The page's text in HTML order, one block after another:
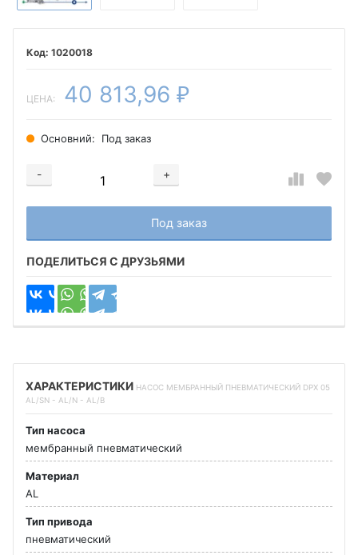
1020018
ЦЕНА: 40 813,96 ₽
Основний: Под заказ
-
+
Добавляется...
Под заказ
Добавлен
ПОДЕЛИТЬСЯ С ДРУЗЬЯМИ
ХАРАКТЕРИСТИКИ НАСОС МЕМБРАННЫЙ ПНЕВМАТИЧЕСКИЙ DPX 05
AL/SN - AL/N - AL/B
Тип насоса
мембранный пневматический
Материал
AL
Тип привода
пневматический